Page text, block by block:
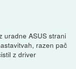
uradne ASUS strani
razen pač
z driver